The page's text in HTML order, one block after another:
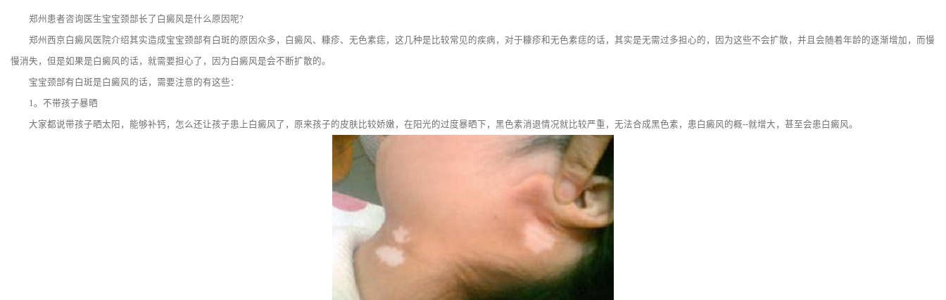
郑州患者咨询医生宝宝颈部长了白癜风是什么原因呢?
郑州西京白癜风医院介绍其实造成宝宝颈部有白斑的原因众多，白癜风、糠疹、无色素痣，这几种是比较常见的疾病，对于糠疹和无色素痣的话，其实是无需过多担心的，因为这些不会扩散，并且会随着年龄的逐渐增加，而慢
慢消失，但是如果是白癜风的话，就需要担心了，因为白癜风是会不断扩散的。
宝宝颈部有白斑是白癜风的话，需要注意的有这些：
1。不带孩子暴晒
大家都说带孩子晒太阳，能够补钙，怎么还让孩子患上白癜风了，原来孩子的皮肤比较娇嫩，在阳光的过度暴晒下，黑色素消退情况就比较严重，无法合成黑色素，患白癜风的概--就增大，甚至会患白癜风。